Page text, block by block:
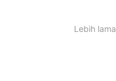
Lebih lama